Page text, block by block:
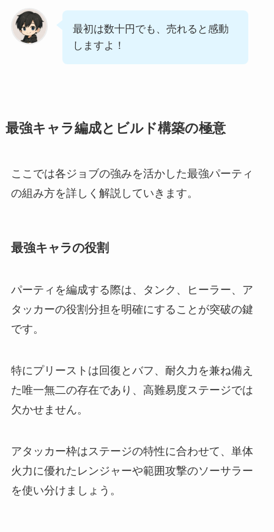
最初は数十円でも、売れると感動
しますよ！
最強キャラ編成とビルド構築の極意
ここでは各ジョブの強みを活かした最強パーティ
の組み方を詳しく解説していきます。
最強キャラの役割
パーティを編成する際は、タンク、ヒーラー、ア
タッカーの役割分担を明確にすることが突破の鍵
です。
特にプリーストは回復とバフ、耐久力を兼ね備え
た唯一無二の存在であり、高難易度ステージでは
欠かせません。
アタッカー枠はステージの特性に合わせて、単体
火力に優れたレンジャーや範囲攻撃のソーサラー
を使い分けましょう。